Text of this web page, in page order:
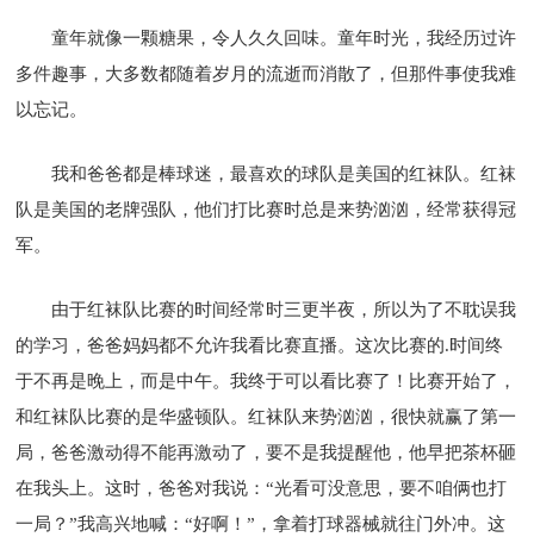
童年就像一颗糖果，令人久久回味。童年时光，我经历过许
多件趣事，大多数都随着岁月的流逝而消散了，但那件事使我难
以忘记。
我和爸爸都是棒球迷，最喜欢的球队是美国的红袜队。红袜
队是美国的老牌强队，他们打比赛时总是来势汹汹，经常获得冠
军。
由于红袜队比赛的时间经常时三更半夜，所以为了不耽误我
的学习，爸爸妈妈都不允许我看比赛直播。这次比赛的.时间终
于不再是晚上，而是中午。我终于可以看比赛了！比赛开始了，
和红袜队比赛的是华盛顿队。红袜队来势汹汹，很快就赢了第一
局，爸爸激动得不能再激动了，要不是我提醒他，他早把茶杯砸
在我头上。这时，爸爸对我说：“光看可没意思，要不咱俩也打
一局？”我高兴地喊：“好啊！”，拿着打球器械就往门外冲。这